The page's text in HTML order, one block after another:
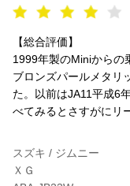
【総合評価】
1999年製のMiniからの
ブロンズパールメタリ
た。以前はJA11平成6
べてみるとさすがにリ
スズキ / ジムニー
ＸＧ